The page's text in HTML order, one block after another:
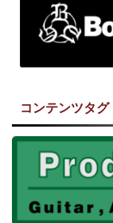
コンテンツタグ